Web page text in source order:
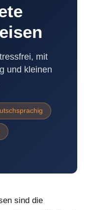
mit
und kleinen
sind die